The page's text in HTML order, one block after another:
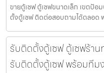
ขายตู้เซฟ ตู้เซฟขนาดเล็ก เขตป้
ตั้งตู้เซฟ ติดต่อสอบถามได้ตลอด
รับติดตั้งตู้เซฟ ตู้เซฟร้า
รับติดตั้งตู้เซฟ พร้อมทีม